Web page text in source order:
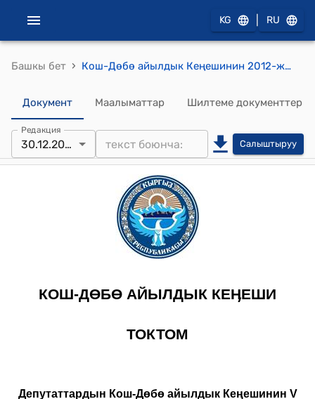
KG RU
Башкы бет › Кош-Дөбө айылдык Кеңешинин 2012-жылдын 30-декабрындагы № 2/7 "Кош-Дөбө айыл аймагынын Кеңешинин туруктуу комиссияларын түзүү жөнүндө" токтому
Документ Маалыматтар Шилтеме документтер
Редакция
30.12.2012 Салыштыруу